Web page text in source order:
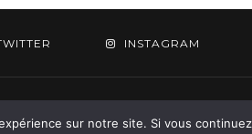
INSTAGRAM
sur notre site. Si vous